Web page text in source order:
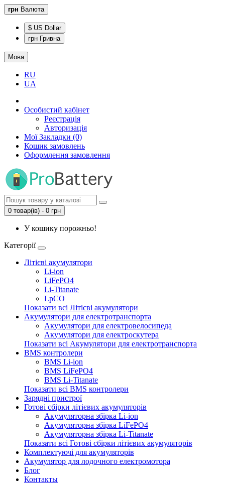
грн Валюта
$ US Dollar
грн Гривна
Мова
RU
UA
Особистий кабінет
Реєстрація
Авторизація
Мої Закладки (0)
Кошик замовлень
Оформлення замовлення
0 товар(ів) - 0 грн
У кошику порожньо!
Категорії
Літієві акумулятори
Li-ion
LiFePO4
Li-Titanate
LpCO
Показати всі Літієві акумулятори
Акумулятори для електротранспорта
Акумулятори для електровелосипеда
Акумулятори для електроскутера
Показати всі Акумулятори для електротранспорта
BMS контролери
BMS Li-ion
BMS LiFePO4
BMS Li-Titanate
Показати всі BMS контролери
Зарядні пристрої
Готові сбірки літієвих акумуляторів
Акумуляторна збірка Li-ion
Акумуляторна збірка LiFePO4
Акумуляторна збірка Li-Titanate
Показати всі Готові сбірки літієвих акумуляторів
Комплектуючі для акумуляторів
Акумулятор для лодочного електромотора
Блог
Контакты